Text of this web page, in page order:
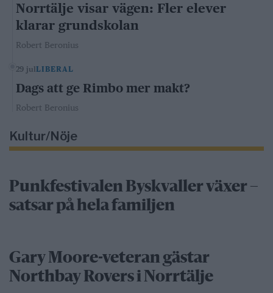
Norrtälje visar vägen: Fler elever
klarar grundskolan
Robert Beronius
29 julLIBERAL
Dags att ge Rimbo mer makt?
Robert Beronius
Kultur/Nöje
Punkfestivalen Byskvaller växer –
satsar på hela familjen
Gary Moore-veteran gästar
Northbay Rovers i Norrtälje